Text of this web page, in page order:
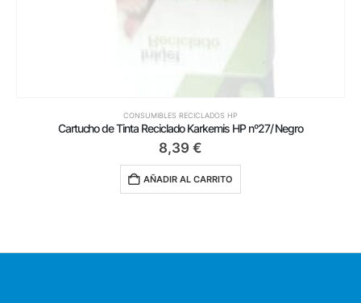
CONSUMIBLES RECICLADOS HP
Cartucho de Tinta Reciclado Karkemis HP nº27/ Negro
8,39 €
AÑADIR AL CARRITO